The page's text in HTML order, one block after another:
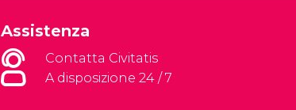
Assistenza
Contatta Civitatis
A disposizione 24 / 7